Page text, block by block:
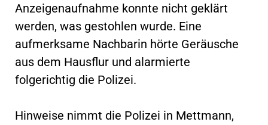
Anzeigenaufnahme konnte nicht geklärt
werden, was gestohlen wurde. Eine
aufmerksame Nachbarin hörte Geräusche
aus dem Hausflur und alarmierte
folgerichtig die Polizei.
Hinweise nimmt die Polizei in Mettmann,